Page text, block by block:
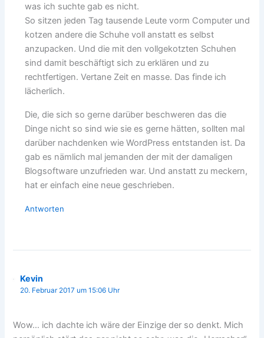
was ich suchte gab es nicht.
So sitzen jeden Tag tausende Leute vorm Computer und
kotzen andere die Schuhe voll anstatt es selbst
anzupacken. Und die mit den vollgekotzten Schuhen
sind damit beschäftigt sich zu erklären und zu
rechtfertigen. Vertane Zeit en masse. Das finde ich
lächerlich.
Die, die sich so gerne darüber beschweren das die
Dinge nicht so sind wie sie es gerne hätten, sollten mal
darüber nachdenken wie WordPress entstanden ist. Da
gab es nämlich mal jemanden der mit der damaligen
Blogsoftware unzufrieden war. Und anstatt zu meckern,
hat er einfach eine neue geschrieben.
Antworten
Kevin
20. Februar 2017 um 15:06 Uhr
Wow… ich dachte ich wäre der Einzige der so denkt. Mich